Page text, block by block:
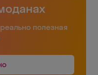
полезная